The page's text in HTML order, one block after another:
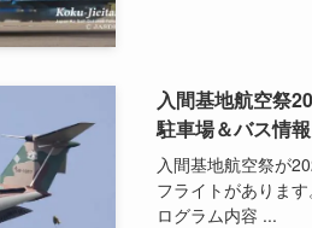
入間基地航空祭
駐車場＆バス情
入間基地航空祭が
フライトがありま
ログラム内容 ...